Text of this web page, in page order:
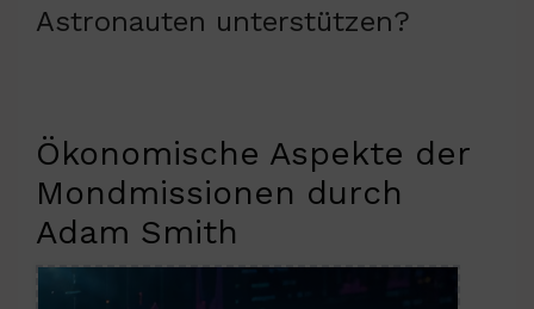
Astronauten unterstützen?
Ökonomische Aspekte der
Mondmissionen durch
Adam Smith